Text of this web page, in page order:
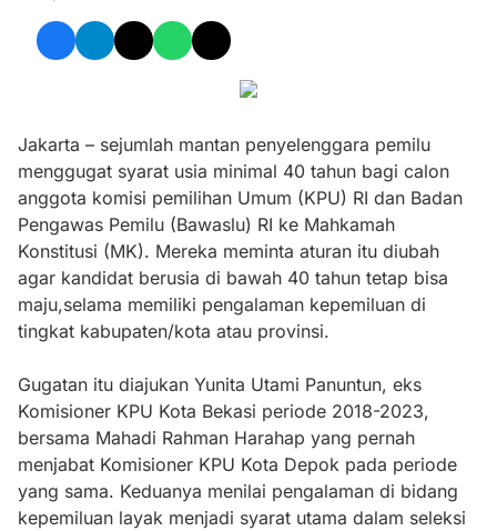
Jakarta – sejumlah mantan penyelenggara pemilu
menggugat syarat usia minimal 40 tahun bagi calon
anggota komisi pemilihan Umum (KPU) RI dan Badan
Pengawas Pemilu (Bawaslu) RI ke Mahkamah
Konstitusi (MK). Mereka meminta aturan itu diubah
agar kandidat berusia di bawah 40 tahun tetap bisa
maju,selama memiliki pengalaman kepemiluan di
tingkat kabupaten/kota atau provinsi.
Gugatan itu diajukan Yunita Utami Panuntun, eks
Komisioner KPU Kota Bekasi periode 2018-2023,
bersama Mahadi Rahman Harahap yang pernah
menjabat Komisioner KPU Kota Depok pada periode
yang sama. Keduanya menilai pengalaman di bidang
kepemiluan layak menjadi syarat utama dalam seleksi